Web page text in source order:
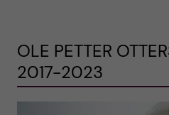
OLE PETTER
2017-2023